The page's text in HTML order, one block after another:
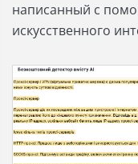
написанный с
искусственного